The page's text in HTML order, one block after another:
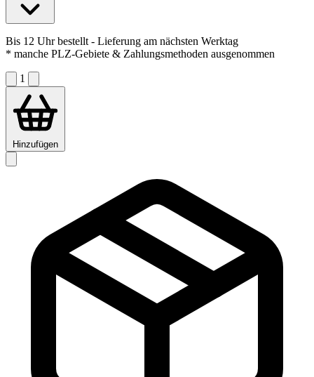
Bis 12 Uhr bestellt- Lieferung am nächsten Werktag
* manche PLZ-Gebiete & Zahlungsmethoden ausgenommen
1
Hinzufügen